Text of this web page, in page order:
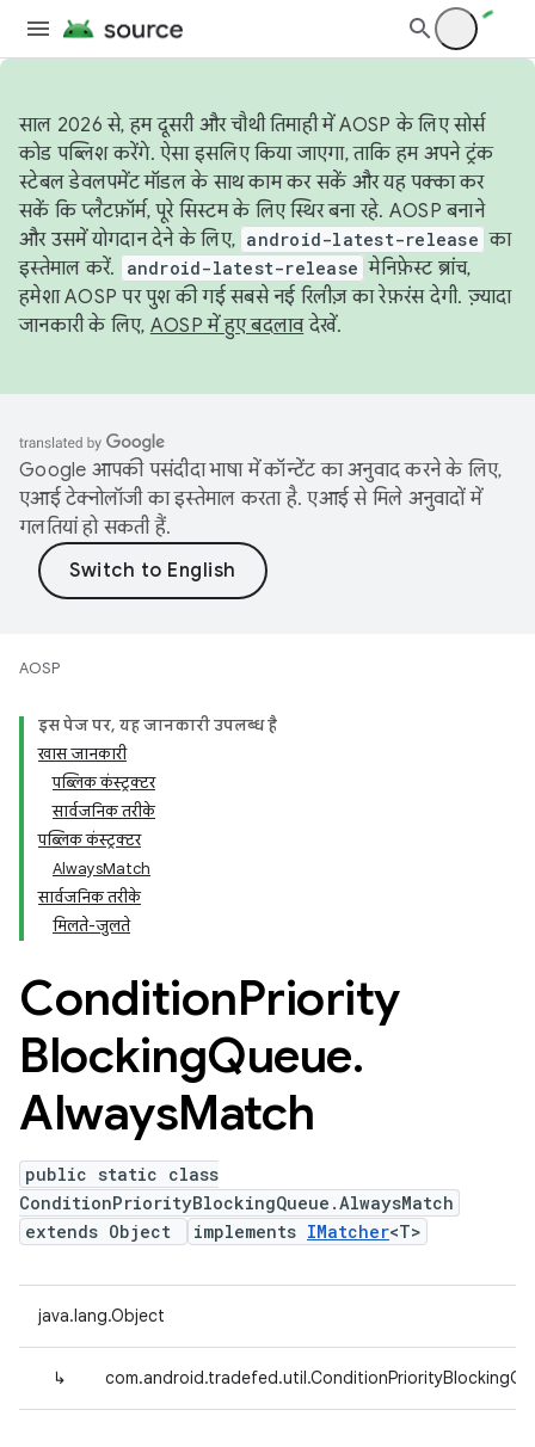
साल 2026 से, हम दूसरी और चौथी तिमाही में AOSP के लिए सोर्स
कोड पब्लिश करेंगे. ऐसा इसलिए किया जाएगा, ताकि हम अपने ट्रंक
स्टेबल डेवलपमेंट मॉडल के साथ काम कर सकें और यह पक्का कर
सकें कि प्लैटफ़ॉर्म, पूरे सिस्टम के लिए स्थिर बना रहे. AOSP बनाने
और उसमें योगदान देने के लिए, android-latest-release का
इस्तेमाल करें.
android-latest-release मेनिफ़ेस्ट ब्रांच,
हमेशा AOSP पर पुश की गई सबसे नई रिलीज़ का रेफ़रंस देगी. ज़्यादा
जानकारी के लिए, AOSP में हुए बदलावदेखें.
Google आपकी पसंदीदा भाषा में कॉन्टेंट का अनुवाद करने के लिए,
एआई टेक्नोलॉजी का इस्तेमाल करता है. एआई से मिले अनुवादों में
गलतियां हो सकती हैं.
AOSP
इस पेज पर, यह जानकारी उपलब्ध है
खास जानकारी
पब्लिक कंस्ट्रक्टर
सार्वजनिक तरीके
पब्लिक कंस्ट्रक्टर
AlwaysMatch
सार्वजनिक तरीके
मिलते-जुलते
ConditionPriority
BlockingQueue.
AlwaysMatch
public static class
ConditionPriorityBlockingQueue.AlwaysMatch
extends Object
implements IMatcher<T>
java.lang.Object
↳